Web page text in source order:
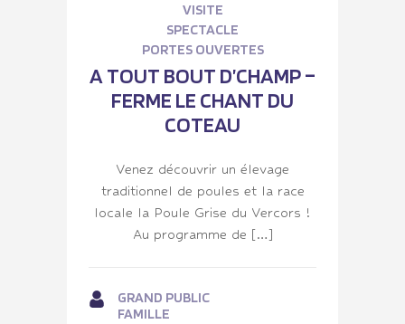
VISITE
SPECTACLE
PORTES OUVERTES
A TOUT BOUT D’CHAMP –
FERME LE CHANT DU
COTEAU
Venez découvrir un élevage
traditionnel de poules et la race
locale la Poule Grise du Vercors !
Au programme de […]
GRAND PUBLIC
FAMILLE